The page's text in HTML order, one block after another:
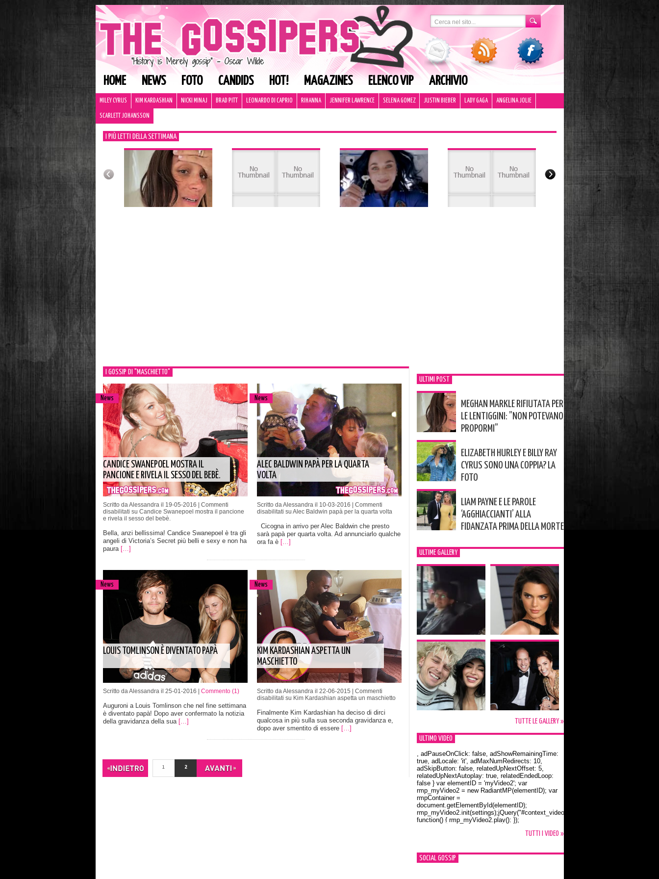
HOME NEWS FOTO CANDIDS HOT! MAGAZINES ELENCO VIP ARCHIVIO
MILEY CYRUS KIM KARDASHIAN NICKI MINAJ BRAD PITT LEONARDO DI CAPRIO RIHANNA JENNIFER LAWRENCE SELENA GOMEZ JUSTIN BIEBER LADY GAGA ANGELINA JOLIE
SCARLETT JOHANSSON
I PIÙ LETTI DELLA SETTIMANA
I GOSSIP DI "MASCHIETTO"
News
CANDICE SWANEPOEL MOSTRA IL
PANCIONE E RIVELA IL SESSO DEL BEBÈ.
Scritto da Alessandra il 19-05-2016 | Commenti
disabilitati su Candice Swanepoel mostra il pancione
e rivela il sesso del bebè.
Bella, anzi bellissima! Candice Swanepoel è tra gli
angeli di Victoria’s Secret più belli e sexy e non ha
paura […]
News
ALEC BALDWIN PAPÀ PER LA QUARTA
VOLTA
Scritto da Alessandra il 10-03-2016 | Commenti
disabilitati su Alec Baldwin papà per la quarta volta
Cicogna in arrivo per Alec Baldwin che presto
sarà papà per quarta volta. Ad annunciarlo qualche
ora fa è […]
News
LOUIS TOMLINSON È DIVENTATO PAPÀ
Scritto da Alessandra il 25-01-2016 | Commento (1)
Auguroni a Louis Tomlinson che nel fine settimana
è diventato papà! Dopo aver confermato la notizia
della gravidanza della sua […]
News
KIM KARDASHIAN ASPETTA UN
MASCHIETTO
Scritto da Alessandra il 22-06-2015 | Commenti
disabilitati su Kim Kardashian aspetta un maschietto
Finalmente Kim Kardashian ha deciso di dirci
qualcosa in più sulla sua seconda gravidanza e,
dopo aver smentito di essere […]
1 2
ULTIMI POST
MEGHAN MARKLE RIFIUTATA PER
LE LENTIGGINI: ”NON POTEVANO
PROPORMI”
ELIZABETH HURLEY E BILLY RAY
CYRUS SONO UNA COPPIA? LA
FOTO
LIAM PAYNE E LE PAROLE
‘AGGHIACCIANTI’ ALLA
FIDANZATA PRIMA DELLA MORTE
ULTIME GALLERY
TUTTE LE GALLERY »
ULTIMO VIDEO
Orlando Bloom e la t-shirt dedicata a Flynn
, adPauseOnClick: false, adShowRemainingTime:
true, adLocale: 'it', adMaxNumRedirects: 10,
adSkipButton: false, relatedUpNextOffset: 5,
relatedUpNextAutoplay: true, relatedEndedLoop:
false } var elementID = 'myVideo2'; var
rmp_myVideo2 = new RadiantMP(elementID); var
rmpContainer =
document.getElementById(elementID);
rmp_myVideo2.init(settings);jQuery("#context_video2").one("mouseover",
function() { rmp_myVideo2.play(); });
TUTTI I VIDEO »
SOCIAL GOSSIP